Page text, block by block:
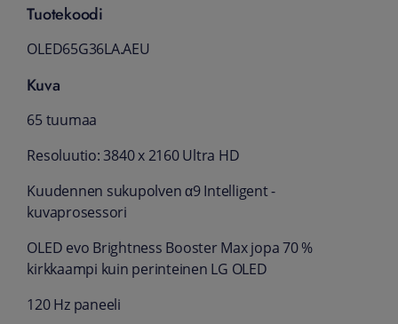
Tuotekoodi
OLED65G36LA.AEU
Kuva
65 tuumaa
Resoluutio: 3840 x 2160 Ultra HD
Kuudennen sukupolven α9 Intelligent -
kuvaprosessori
OLED evo Brightness Booster Max jopa 70 %
kirkkaampi kuin perinteinen LG OLED
120 Hz paneeli